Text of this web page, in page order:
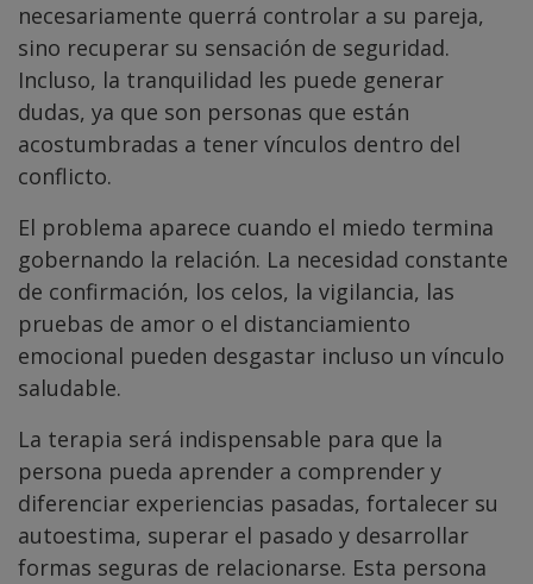
necesariamente querrá controlar a su pareja,
sino recuperar su sensación de seguridad.
Incluso, la tranquilidad les puede generar
dudas, ya que son personas que están
acostumbradas a tener vínculos dentro del
conflicto.
El problema aparece cuando el miedo termina
gobernando la relación. La necesidad constante
de confirmación, los celos, la vigilancia, las
pruebas de amor o el distanciamiento
emocional pueden desgastar incluso un vínculo
saludable.
La terapia será indispensable para que la
persona pueda aprender a comprender y
diferenciar experiencias pasadas, fortalecer su
autoestima, superar el pasado y desarrollar
formas seguras de relacionarse. Esta persona